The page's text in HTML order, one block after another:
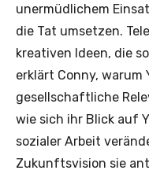
unermüdlichem
die Tat umsetzen.
kreativen Ideen, die
erklärt Conny, warum
gesellschaftliche
wie sich ihr Blick auf
sozialer Arbeit
Zukunftsvision sie